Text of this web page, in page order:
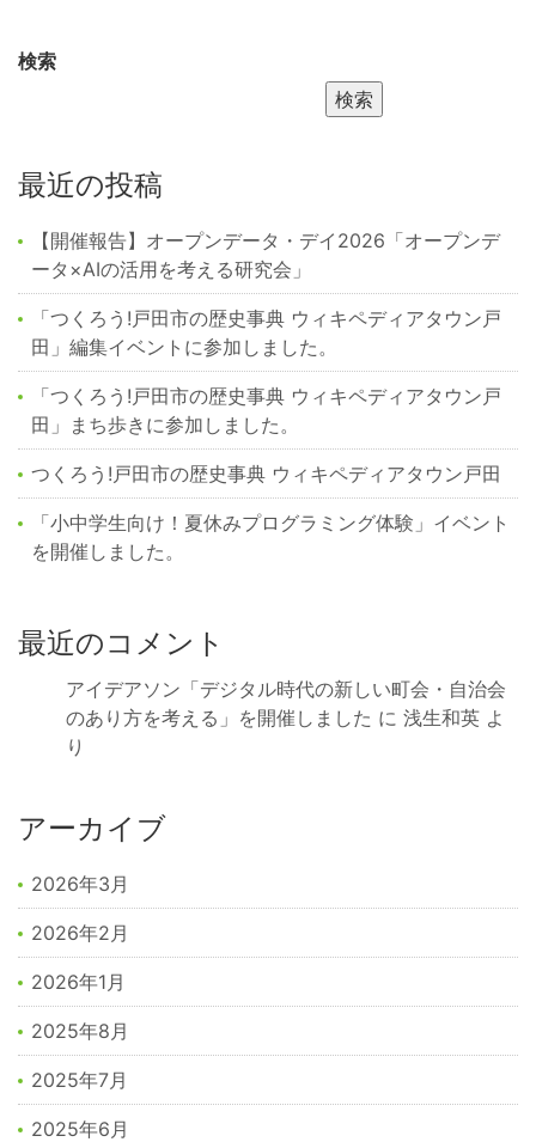
検索
検索
最近の投稿
【開催報告】オープンデータ・デイ2026「オープンデ
ータ×AIの活用を考える研究会」
「つくろう!戸田市の歴史事典 ウィキペディアタウン戸
田」編集イベントに参加しました。
「つくろう!戸田市の歴史事典 ウィキペディアタウン戸
田」まち歩きに参加しました。
つくろう!戸田市の歴史事典 ウィキペディアタウン戸田
「小中学生向け！夏休みプログラミング体験」イベント
を開催しました。
最近のコメント
アイデアソン「デジタル時代の新しい町会・自治会
のあり方を考える」を開催しました に 浅生和英 よ
り
アーカイブ
2026年3月
2026年2月
2026年1月
2025年8月
2025年7月
2025年6月